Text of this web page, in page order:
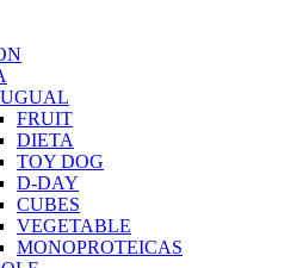
FRUIT
DIETA
TOY DOG
D-DAY
CUBES
VEGETABLE
MONOPROTEICAS